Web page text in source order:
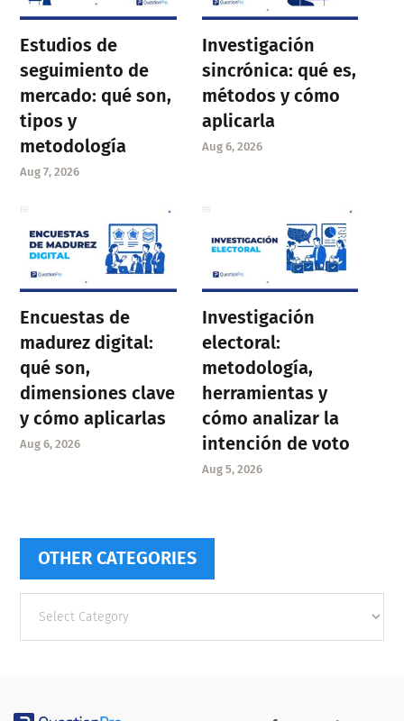
Estudios de
seguimiento de
mercado: qué son,
tipos y
metodología
Aug 7, 2026
Investigación
sincrónica: qué es,
métodos y cómo
aplicarla
Aug 6, 2026
Encuestas de
madurez digital:
qué son,
dimensiones clave
y cómo aplicarlas
Aug 6, 2026
Investigación
electoral:
metodología,
herramientas y
cómo analizar la
intención de voto
Aug 5, 2026
OTHER CATEGORIES
categories